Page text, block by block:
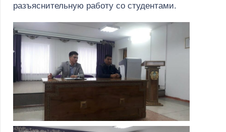
разъяснительную работу со студентами.